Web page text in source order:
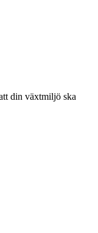
din växtmiljö ska